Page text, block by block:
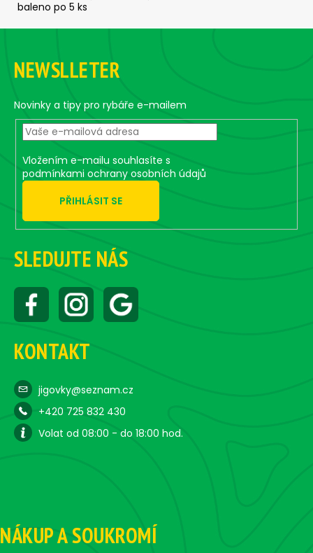
baleno po 5 ks
ŠPIČKU
KULIČKA
30
Z
NEWSLLETER
Novinky a tipy pro rybáře e-mailem
Vložením e-mailu souhlasíte s
podmínkami ochrany osobních údajů
PŘIHLÁSIT SE
SLEDUJTE NÁS
KONTAKT
jigovky@seznam.cz
+420 725 832 430
Volat od 08:00 - do 18:00 hod.
NÁKUP A SOUKROMÍ